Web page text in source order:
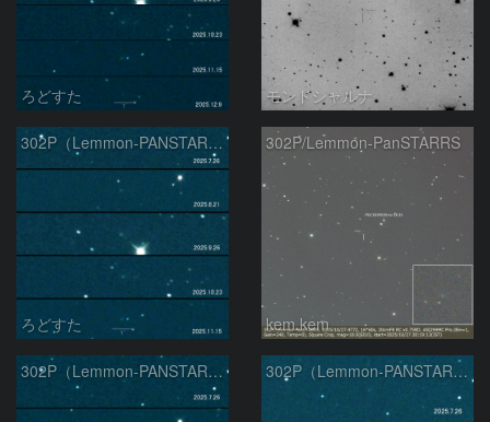
ろどすた モンドシャルナ
302P（Lemmon-PANSTARRS) の変化
ろどすた
302P/Lemmon-PanSTARRS
kem.kem
302P（Lemmon-PANSTARRS）の変化 302P（Lemmon-PANSTARRS）の変化